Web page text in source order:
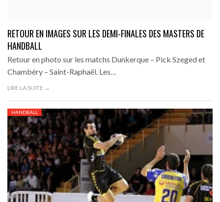
RETOUR EN IMAGES SUR LES DEMI-FINALES DES MASTERS DE
HANDBALL
Retour en photo sur les matchs Dunkerque – Pick Szeged et
Chambéry – Saint-Raphaël. Les…
LIRE LA SUITE →
HANDBALL